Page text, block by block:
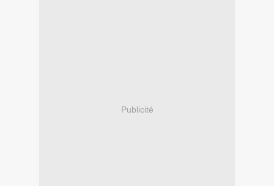
Publicité